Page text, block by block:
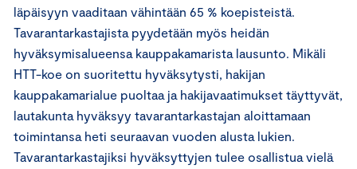
läpäisyyn vaaditaan vähintään 65 % koepisteistä.
Tavarantarkastajista pyydetään myös heidän
hyväksymisalueensa kauppakamarista lausunto. Mikäli
HTT-koe on suoritettu hyväksytysti, hakijan
kauppakamarialue puoltaa ja hakijavaatimukset täyttyvät,
lautakunta hyväksyy tavarantarkastajan aloittamaan
toimintansa heti seuraavan vuoden alusta lukien.
Tavarantarkastajiksi hyväksyttyjen tulee osallistua vielä